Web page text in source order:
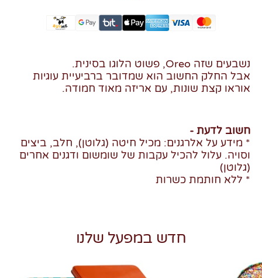
נשבעים שזה Oreo, פשוט הלוגו בסינית.
אבל החלק החשוב הוא שמדובר ברביעיית עוגיות
אוראו קצת שונות, עם אריזה מאוד חמודה.
חשוב לדעת -
* מידע על אלרגנים: מכיל חיטה (גלוטן), חלב, ביצים
וסויה. עלול להכיל עקבות של שומשום ודגנים אחרים
(גלוטן)
* ללא חותמת כשרות
חדש במפעל שלנו